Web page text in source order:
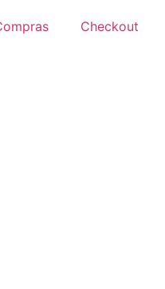
Checkout